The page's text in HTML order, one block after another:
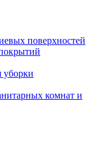
поверхностей
уборки
комнат и